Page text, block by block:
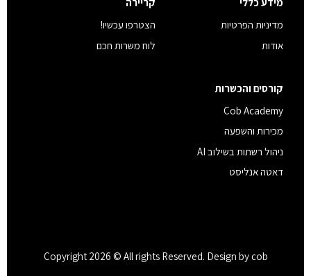
מידע כללי
מדיניות הפרטיות
אודות
קריירה
הצטרפו עכשיו!
לוח משרות חכם
קורסים והכשרות
Cob Academy
מכירות והשפעה
ניהול רשתות בשילוב AI
דאטה אנליסט
Copyright 2026 © All rights Reserved. Design by cob